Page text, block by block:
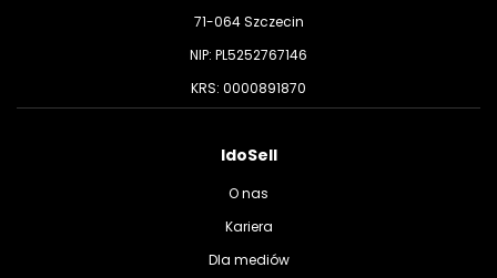
71-064 Szczecin
NIP: PL5252767146
KRS: 0000891870
IdoSell
O nas
Kariera
Dla mediów